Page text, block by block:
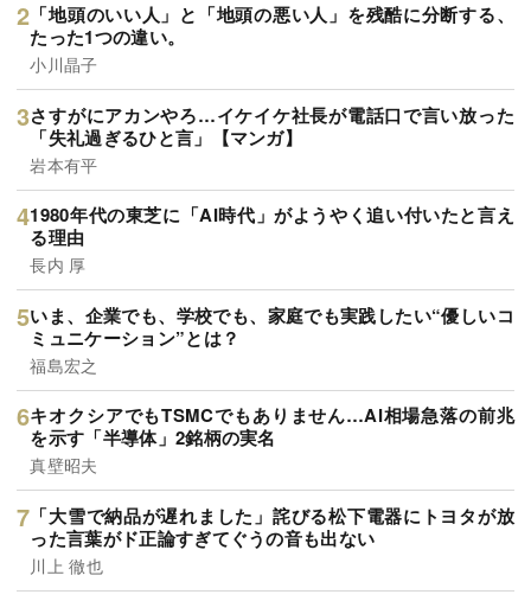
「地頭のいい人」と「地頭の悪い人」を残酷に分断する、
たった1つの違い。
小川晶子
さすがにアカンやろ…イケイケ社長が電話口で言い放った
「失礼過ぎるひと言」【マンガ】
岩本有平
1980年代の東芝に「AI時代」がようやく追い付いたと言え
る理由
長内 厚
いま、企業でも、学校でも、家庭でも実践したい“優しいコ
ミュニケーション”とは？
福島宏之
キオクシアでもTSMCでもありません…AI相場急落の前兆
を示す「半導体」2銘柄の実名
真壁昭夫
「大雪で納品が遅れました」詫びる松下電器にトヨタが放
った言葉がド正論すぎてぐうの音も出ない
川上 徹也